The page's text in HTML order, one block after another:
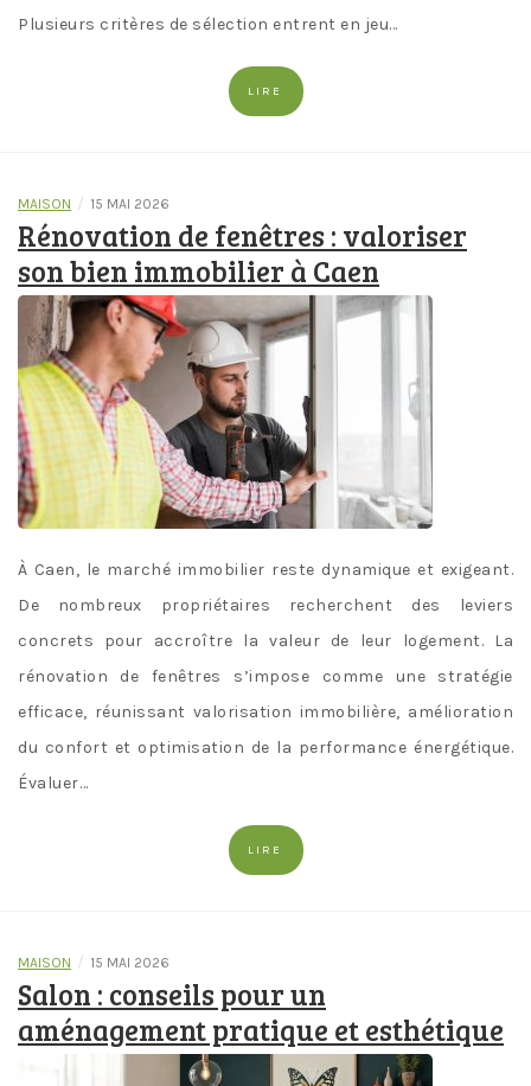
Plusieurs critères de sélection entrent en jeu…
LIRE
MAISON / 15 MAI 2026
Rénovation de fenêtres : valoriser
son bien immobilier à Caen
À Caen, le marché immobilier reste dynamique et exigeant.
De nombreux propriétaires recherchent des leviers
concrets pour accroître la valeur de leur logement. La
rénovation de fenêtres s’impose comme une stratégie
efficace, réunissant valorisation immobilière, amélioration
du confort et optimisation de la performance énergétique.
Évaluer…
LIRE
MAISON / 15 MAI 2026
Salon : conseils pour un
aménagement pratique et esthétique